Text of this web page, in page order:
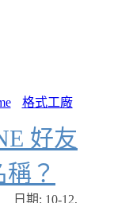
格式工廠
好友
？
日期: 10-12,